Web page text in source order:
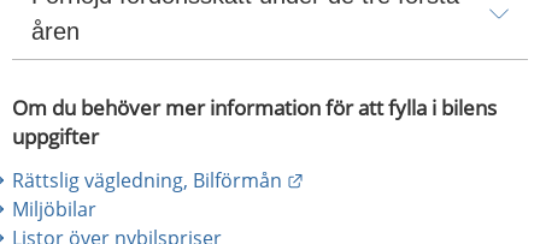
åren
Om du behöver mer information för att fylla i bilens
uppgifter
Rättslig vägledning, Bilförmån
Miljöbilar
Listor över nybilspriser